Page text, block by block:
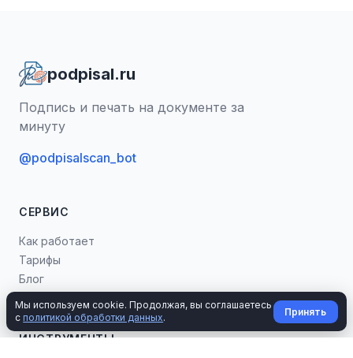
podpisal.ru
Подпись и печать на документе за
минуту
@podpisalscan_bot
СЕРВИС
Как работает
Тарифы
Блог
ИНСТРУМЕНТЫ
Мы используем cookie. Продолжая, вы соглашаетесь
сполитикой обработки данных. Принять